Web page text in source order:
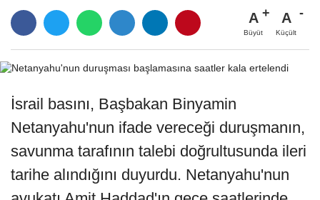
A
Büyüt
A
Küçült
İsrail basını, Başbakan Binyamin
Netanyahu'nun ifade vereceği duruşmanın,
savunma tarafının talebi doğrultusunda ileri
tarihe alındığını duyurdu. Netanyahu'nun